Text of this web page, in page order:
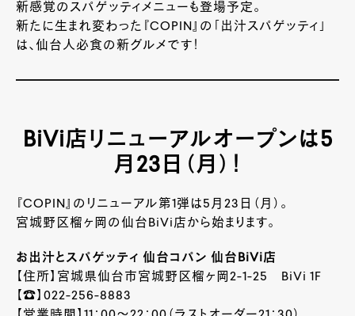
新感覚のスパゲッティメニューも登場予定。
新たに生まれ変わった『COPIN』の「出汁スパゲッティ」
は、仙台人必食の新グルメです！
BiVi店リニューアルオープンは5
月23日（月）！
『COPIN』のリニューアル第1弾は5月23日（月）。
宮城野区榴ヶ岡の仙台BiVi店から始まります。
お出汁とスパゲッティ 仙台コパン 仙台BiVi店
【住所】宮城県仙台市宮城野区榴ヶ岡2-1-25 BiVi 1F
【☎】022-256-8883